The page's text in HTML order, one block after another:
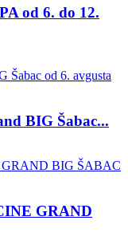
od 6. do 12.
BIG Šabac...
GRAND